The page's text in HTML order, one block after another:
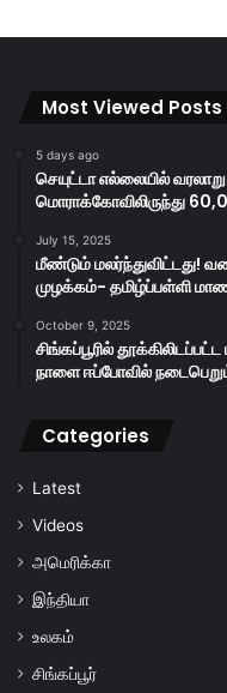
Most Viewed Posts
5 days ago
செயுட்டா எல்லையில்
மொராக்கோவிலிருந்து
July 15, 2025
மீண்டும் மலர்ந்துவிட்டது!
முழக்கம்- தமிழ்ப்பள்ளி
October 9, 2025
சிங்கப்பூரில்
நாளை ஈப்போவில்
Categories
Latest
Videos
அமெரிக்கா
இந்தியா
உலகம்
சிங்கப்பூர்